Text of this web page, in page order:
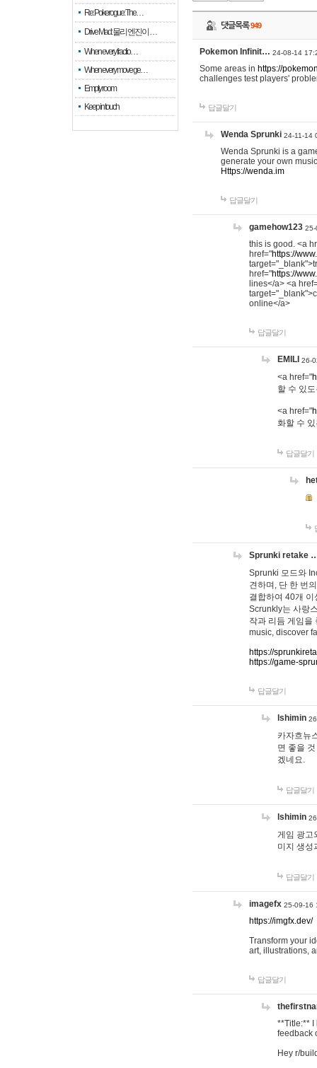
Re: Pokerogue: The…
Drive Mad: 물리 엔진이 …
When every fractio…
When every move ge…
Empty room
Keep in touch
댓글목록949
Pokemon Infinit… 24-08-14
Some areas in https://
challenges test players'
답글달기
Wenda Sprunki 24-11-14
Wenda Sprunki is a
generate your own
Https://wenda.im
답글달기
gamehow123 25-
this is good. <a
href="https://
href="https://
lines</a> <a
online</a>
답글달기
EMILI 26-
<a href="
할 수 있
<a href="
화할 수
답글달기
Sprunki retake
Sprunki 모드와
견하며, 단 한 번
결합하여 40개
Scrunkly는 사랑
작과 리듬 게임을
music, discover
https://
https://game-
답글달기
lshimin
카자흐뉴
면 좋을
겠네요.
답글달기
lshimin
게임 광고
미지 생성
답글달기
imagefx 25-09-16
https://imgfx.dev/
Transform your
art, illustrations,
답글달기
**Title:** I
feedback
Hey r/